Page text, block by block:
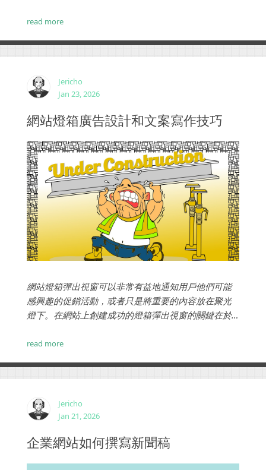
距等。...
read more
Jericho
Jan 23, 2026
網站燈箱廣告設計和文案寫作技巧
網站燈箱彈出視窗可以非常有益地通知用戶他們可能
感興趣的促銷活動，或者只是將重要的內容放在聚光
燈下。在網站上創建成功的燈箱彈出視窗的關鍵在於
慮燈箱廣告對您的業務的優勢，如果做得好，燈箱彈
read more
Jericho
Jan 21, 2026
企業網站如何撰寫新聞稿